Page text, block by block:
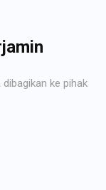
ke pihak